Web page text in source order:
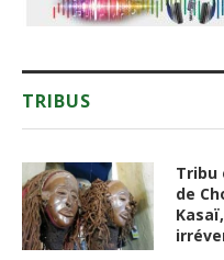
TRIBUS
Tribu
de